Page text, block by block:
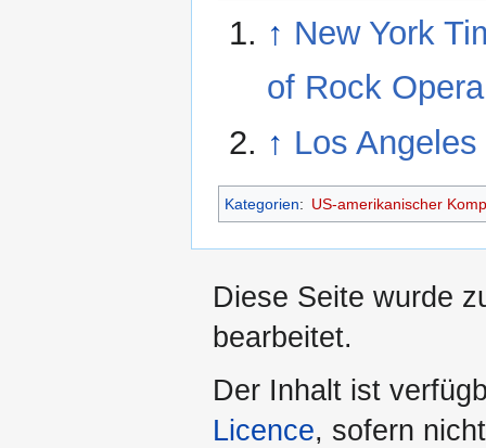
↑ New York
of Rock
↑ Los
Kategorien: US-amerikanischer
Diese Seite wurde
bearbeitet.
Der Inhalt ist
Licence, sofern